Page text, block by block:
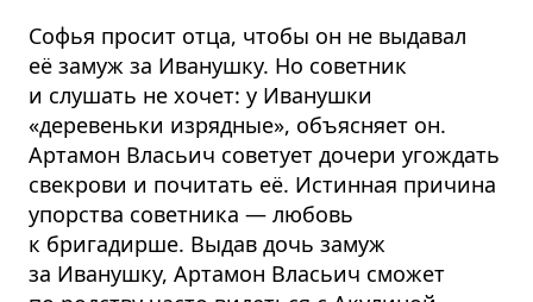
Софья просит отца, чтобы он не выдавал
её замуж за Иванушку. Но советник
и слушать не хочет: у Иванушки
«деревеньки изрядные», объясняет он.
Артамон Власьич советует дочери угождать
свекрови и почитать её. Истинная причина
упорства советника — любовь
к бригадирше. Выдав дочь замуж
за Иванушку, Артамон Власьич сможет